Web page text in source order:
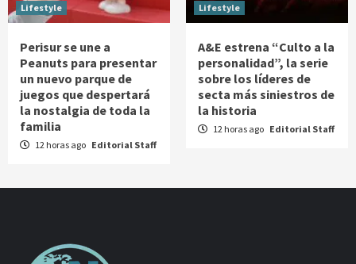
Lifestyle
Perisur se une a
Peanuts para presentar
un nuevo parque de
juegos que despertará
la nostalgia de toda la
familia
12 horas ago Editorial Staff
Lifestyle
A&E estrena “Culto a la
personalidad”, la serie
sobre los líderes de
secta más siniestros de
la historia
12 horas ago Editorial Staff